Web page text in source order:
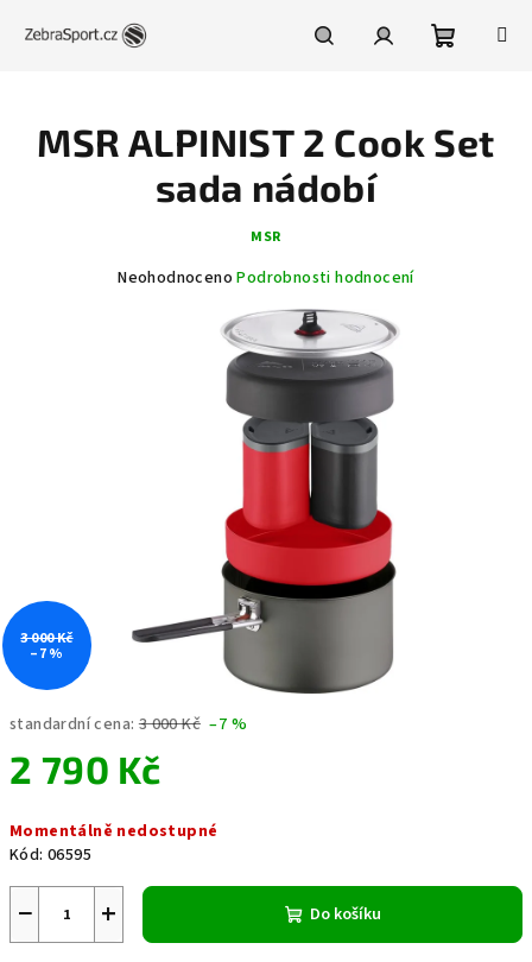
košík
standardní cena: 3 000 Kč –7 %
2 790 Kč
cena:
Momentálně nedostupné
Kód: 06595
+
− Do košíku
MSR ALPINIST 2 Cook Set
sada nádobí
MSR
Průměrné
Neohodnoceno Podrobnosti hodnocení
3 000 Kč
–7 %